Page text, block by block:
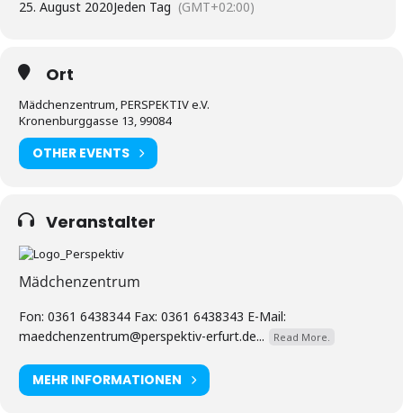
25. August 2020Jeden Tag (GMT+02:00)
Ort
Mädchenzentrum, PERSPEKTIV e.V.
Kronenburggasse 13, 99084
OTHER EVENTS
Veranstalter
Mädchenzentrum
Fon: 0361 6438344 Fax: 0361 6438343 E-Mail:
maedchenzentrum@perspektiv-erfurt.de...
Read More.
MEHR INFORMATIONEN